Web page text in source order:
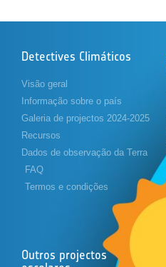
Detectives Climáticos
Visão geral
Informação sobre o país
Galeria de projectos 2024-2025
Recursos
Dados de observação da Terra
FAQ
Termos e condições
Outros projectos